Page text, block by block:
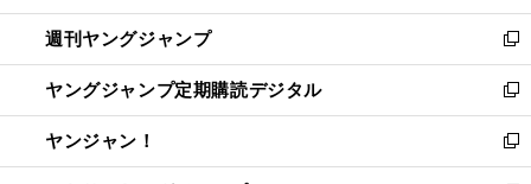
開
く
ウ
で
開
く
ン
ド
ウ
で
開
く
ウ
ィ
ン
ド
ウ
で
開
週刊ヤングジャンプ
新
し
い
ウ
ィ
ン
ヤングジャンプ定期購読デジタル
新
し
い
ウ
ヤンジャン！
新
し